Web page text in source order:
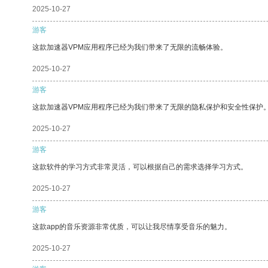
2025-10-27
游客
这款加速器VPM应用程序已经为我们带来了无限的流畅体验。
2025-10-27
游客
这款加速器VPM应用程序已经为我们带来了无限的隐私保护和安全性保护
2025-10-27
游客
这款软件的学习方式非常灵活，可以根据自己的需求选择学习方式。
2025-10-27
游客
这款app的音乐资源非常优质，可以让我尽情享受音乐的魅力。
2025-10-27